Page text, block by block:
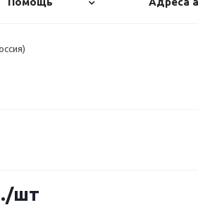
/шт